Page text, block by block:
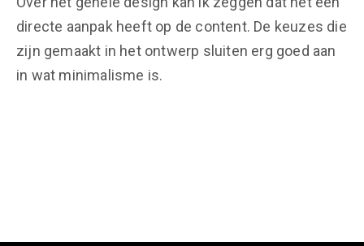
directe aanpak heeft op de content. De keuzes die
zijn gemaakt in het ontwerp sluiten erg goed aan
in wat minimalisme is.